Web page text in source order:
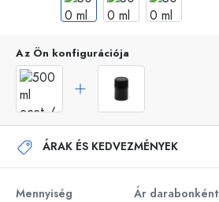
Az Ön konfigurációja
ÁRAK ÉS KEDVEZMÉNYEK
Mennyiség Ár darabonként